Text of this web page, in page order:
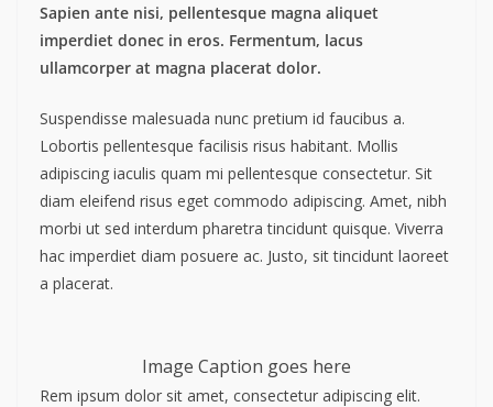
Sapien ante nisi, pellentesque magna aliquet
imperdiet donec in eros. Fermentum, lacus
ullamcorper at magna placerat dolor.
Suspendisse malesuada nunc pretium id faucibus a.
Lobortis pellentesque facilisis risus habitant. Mollis
adipiscing iaculis quam mi pellentesque consectetur. Sit
diam eleifend risus eget commodo adipiscing. Amet, nibh
morbi ut sed interdum pharetra tincidunt quisque. Viverra
hac imperdiet diam posuere ac. Justo, sit tincidunt laoreet
a placerat.
Image Caption goes here
Rem ipsum dolor sit amet, consectetur adipiscing elit.